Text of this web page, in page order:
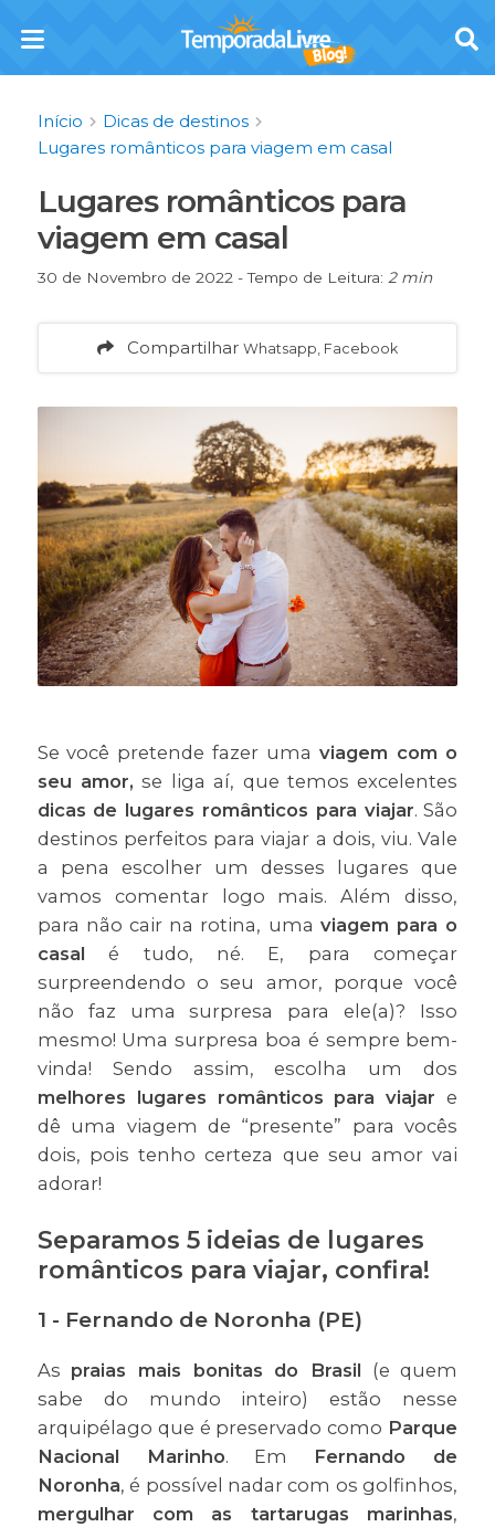
Início
Dicas de destinos
Lugares românticos para viagem em casal
Lugares românticos para
viagem em casal
30 de Novembro de 2022 - Tempo de Leitura: 2 min
Compartilhar Whatsapp, Facebook
Se você pretende fazer uma viagem com o
seu amor, se liga aí, que temos excelentes
dicas de lugares românticos para viajar. São
destinos perfeitos para viajar a dois, viu. Vale
a pena escolher um desses lugares que
vamos comentar logo mais. Além disso,
para não cair na rotina, uma viagem para o
casal é tudo, né. E, para começar
surpreendendo o seu amor, porque você
não faz uma surpresa para ele(a)? Isso
mesmo! Uma surpresa boa é sempre bem-
vinda! Sendo assim, escolha um dos
melhores lugares românticos para viajare
dê uma viagem de “presente” para vocês
dois, pois tenho certeza que seu amor vai
adorar!
Separamos 5 ideias de lugares
românticos para viajar, confira!
1 - Fernando de Noronha (PE)
As praias mais bonitas do Brasil (e quem
sabe do mundo inteiro) estão nesse
arquipélago que é preservado como Parque
Nacional Marinho. Em Fernando de
Noronha, é possível nadar com os golfinhos,
mergulhar com as tartarugas marinhas,